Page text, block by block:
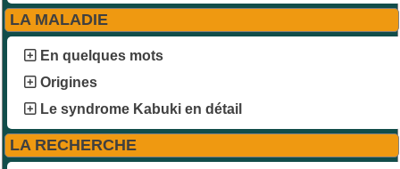
LA MALADIE
En quelques mots
Origines
Le syndrome Kabuki en détail
LA RECHERCHE